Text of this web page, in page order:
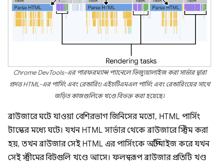
Chrome DevTools-এর পারফরম্যান্স প্যানেলে ভিজ্যুয়ালাইজ করা সার্ভার দ্বারা
প্রদত্ত HTML-এর পার্সিং এবং রেন্ডারিং৷ এইচটিএমএল পার্সিং এবং রেন্ডারিংয়ের সাথে
জড়িত কাজগুলিকে খণ্ডে বিভক্ত করা হয়েছে।
ব্রাউজারে ঘটে যাওয়া বেশিরভাগ জিনিসের মতো, HTML পার্সিং
টাস্কের মধ্যে ঘটে। যখন HTML সার্ভার থেকে ব্রাউজারে স্ট্রিম করা
হয়, তখন ব্রাউজার সেই HTML এর পার্সিংকে অপ্টিমাইজ করে যখন
সেই স্ট্রীমের বিটগুলি খণ্ডে আসে। ফলস্বরূপ ব্রাউজার প্রতিটি খণ্ড